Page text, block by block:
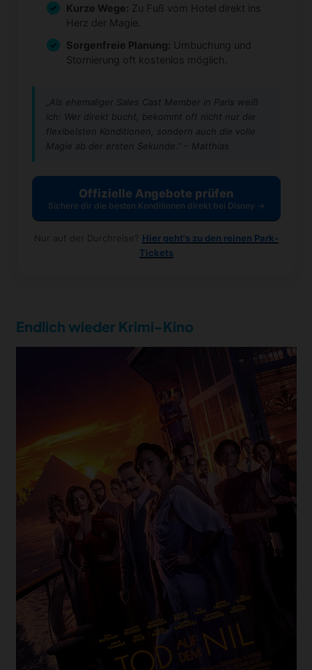
Kurze Wege: Zu Fuß vom Hotel direkt ins
Herz der Magie.
Sorgenfreie Planung: Umbuchung und
Stornierung oft kostenlos möglich.
„Als ehemaliger Sales Cast Member in Paris weiß
ich: Wer direkt bucht, bekommt oft nicht nur die
flexibelsten Konditionen, sondern auch die volle
Magie ab der ersten Sekunde." – Matthias
Offizielle Angebote prüfen
Sichere dir die besten Konditionen direkt bei Disney →
Nur auf der Durchreise? Hier geht's zu den reinen Park-
Tickets
Endlich wieder Krimi-Kino